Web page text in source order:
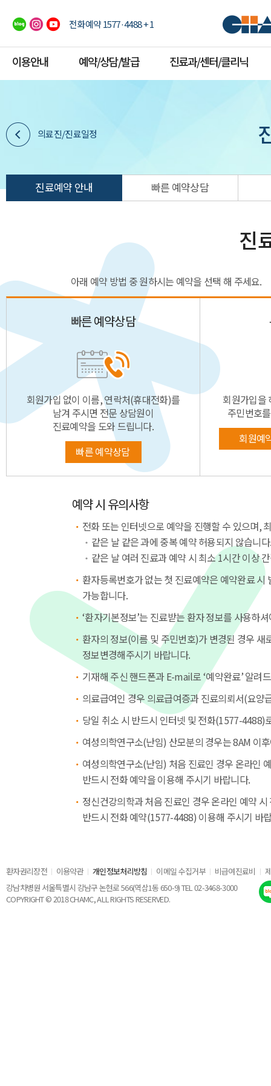
전화예약 1577·4488 + 1
이용안내 예약/상담/발급 진료과/센터/클리닉
의료진/진료일정
진료예약 안내 빠른 예약상담
진
아래 예약 방법 중 원하시는 예약을 선택 해 주세요.
빠른 예약상담
회원가입 없이 이름, 연락처(휴대전화)를
남겨 주시면 전문 상담원이
진료예약을 도와 드립니다.
빠른 예약상담
회원가입을
주민번호
회원예
예약 시 유의사항
전화 또는 인터넷으로 예약을 진행할 수 있으며,
같은 날 같은 과에 중복 예약 허용되지 않습니
같은 날 여러 진료과 예약 시 최소 1시간 이상
환자등록번호가 없는 첫 진료예약은 예약완료
가능합니다.
‘환자기본정보’는 진료받는 환자 정보를 사용하
환자의 정보(이름 및 주민번호)가 변경된 경우
정보변경해주시기 바랍니다.
기재해 주신 핸드폰과 E-mail로 ‘예약완료’ 알려
의료급여인 경우 의료급여증과 진료의뢰서(요양
당일 취소 시 반드시 인터넷 및 전화(1577-4488)
여성의학연구소(난임) 산모분의 경우는 8AM 이
여성의학연구소(난임) 처음 진료인 경우 온라인
반드시 전화 예약을 이용해 주시기 바랍니다.
정신건강의학과 처음 진료인 경우 온라인 예약
반드시 전화 예약(1577-4488) 이용해 주시기 바
환자권리장전 이용약관 개인정보처리방침 이메일 수집거부 비급여진료비
강남차병원 서울특별시 강남구 논현로 566(역삼1동 650-9) TEL 02-3468-3000
COPYRIGHT © 2018 CHAMC, ALL RIGHTS RESERVED.